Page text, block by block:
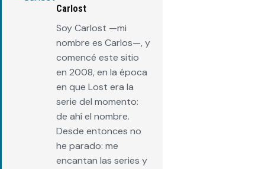
Carlost
Soy Carlost —mi
nombre es Carlos—, y
comencé este sitio
en 2008, en la época
en que Lost era la
serie del momento:
de ahí el nombre.
Desde entonces no
he parado: me
encantan las series y